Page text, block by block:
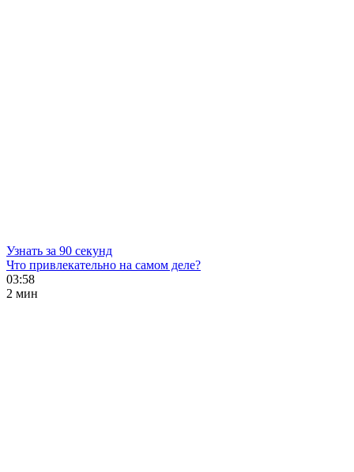
Узнать за 90 секунд
Что привлекательно на самом деле?
03:58
2 мин